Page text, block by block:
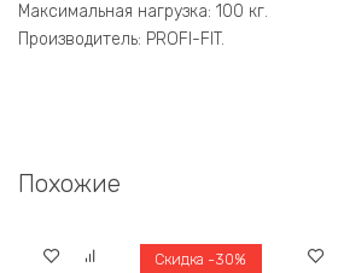
Максимальная нагрузка: 100 кг.
Производитель: PROFI-FIT.
Похожие
Скидка -30%